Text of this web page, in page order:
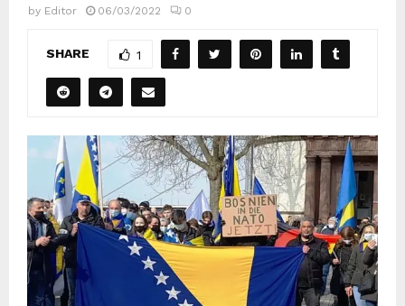
by Editor 06/03/2022 0
SHARE 1